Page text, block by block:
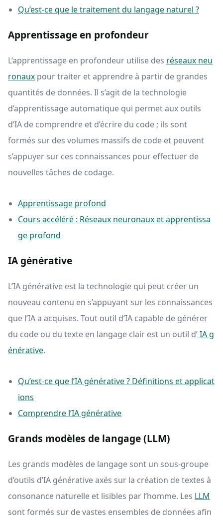
Qu’est-ce que le traitement du langage naturel ?
Apprentissage en profondeur
L’apprentissage en profondeur utilise des réseaux neu
ronaux pour traiter et apprendre à partir de grandes
quantités de données. Il s’agit de la technologie
d’apprentissage automatique qui permet aux outils
d’IA de comprendre et d’écrire du code ; ils sont
formés sur des volumes massifs de code et peuvent
s’appuyer sur ces connaissances pour effectuer de
nouvelles tâches de codage.
Apprentissage profond
Cours accéléré : Réseaux neuronaux et apprentissa
ge profond
IA générative
L’IA générative est la technologie qui peut créer un
nouveau contenu en s’appuyant sur les connaissances
que l’IA a acquises. Tout outil d’IA capable de générer
du code ou du texte en langage clair est un outil d’IA g
énérative.
Qu’est-ce que l’IA générative ? Définitions et applicat
ions
Comprendre l’IA générative
Grands modèles de langage (LLM)
Les grands modèles de langage sont un sous-groupe
d’outils d’IA générative axés sur la création de textes à
consonance naturelle et lisibles par l’homme. Les LLM
sont formés sur de vastes ensembles de données afin